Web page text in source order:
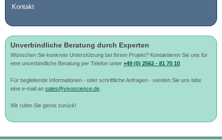
Kontakt
Unverbindliche Beratung durch Experten
Wünschen Sie konkrete Unterstützung bei Ihrem Projekt? Kontaktieren Sie uns für
eine unverbindliche Beratung per Telefon unter +49 (0) 2562 - 81 70 10.
Für begleitende Informationen - oder schriftliche Anfragen - senden Sie uns bitte
eine e-mail an sales@vivoscience.de.
Wir rufen Sie gerne zurück!